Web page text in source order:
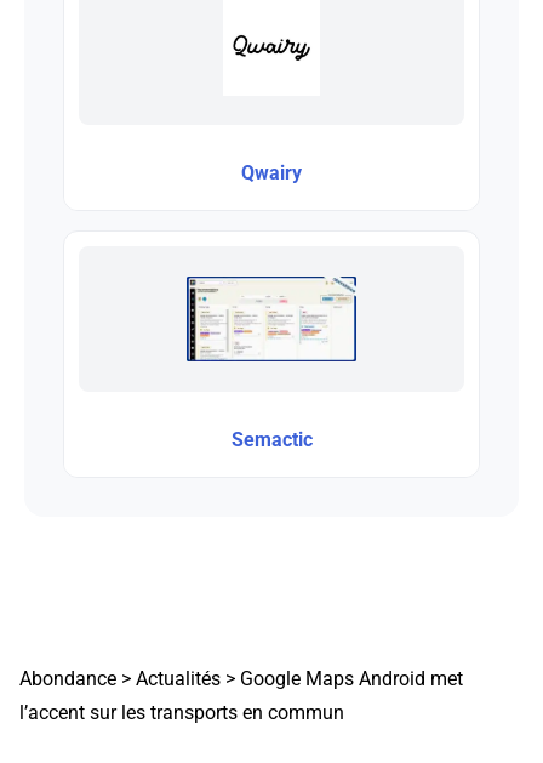
Qwairy
Semactic
Abondance > Actualités > Google Maps Android met
l’accent sur les transports en commun